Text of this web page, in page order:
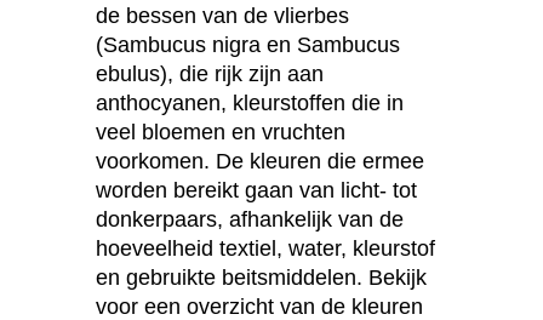
de bessen van de vlierbes
(Sambucus nigra en Sambucus
ebulus), die rijk zijn aan
anthocyanen, kleurstoffen die in
veel bloemen en vruchten
voorkomen. De kleuren die ermee
worden bereikt gaan van licht- tot
donkerpaars, afhankelijk van de
hoeveelheid textiel, water, kleurstof
en gebruikte beitsmiddelen. Bekijk
voor een overzicht van de kleuren